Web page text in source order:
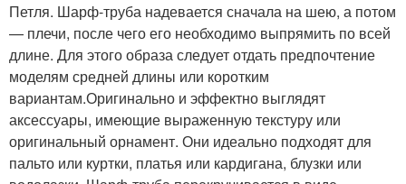
Петля. Шарф-труба надевается сначала на шею, а потом
— плечи, после чего его необходимо выпрямить по всей
длине. Для этого образа следует отдать предпочтение
моделям средней длины или коротким
вариантам.Оригинально и эффектно выглядят
аксессуары, имеющие выраженную текстуру или
оригинальный орнамент. Они идеально подходят для
пальто или куртки, платья или кардигана, блузки или